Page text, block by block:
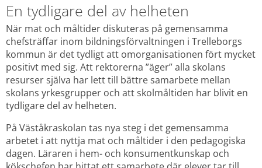
En tydligare del av helheten
När mat och måltider diskuteras på gemensamma
chefsträffar inom bildningsförvaltningen i Trelleborgs
kommun är det tydligt att omorganisationen fört mycket
positivt med sig. Att rektorerna ”äger” alla skolans
resurser själva har lett till bättre samarbete mellan
skolans yrkesgrupper och att skolmåltiden har blivit en
tydligare del av helheten.
På Väståkraskolan tas nya steg i det gemensamma
arbetet i att nyttja mat och måltider i den pedagogiska
dagen. Läraren i hem- och konsumentkunskap och